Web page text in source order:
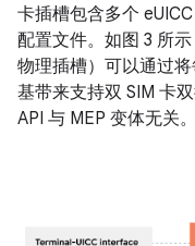
卡插槽包含多个
配置文件。如图 3 所
物理插槽）可以通过
基带来支持双 SIM 卡
API 与 MEP 变体无关。